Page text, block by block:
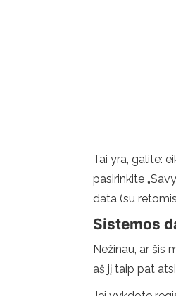
Tai yra, galite:
pasirinkite
data (su
Sistemos
Nežinau, ar šis
aš jį taip pat